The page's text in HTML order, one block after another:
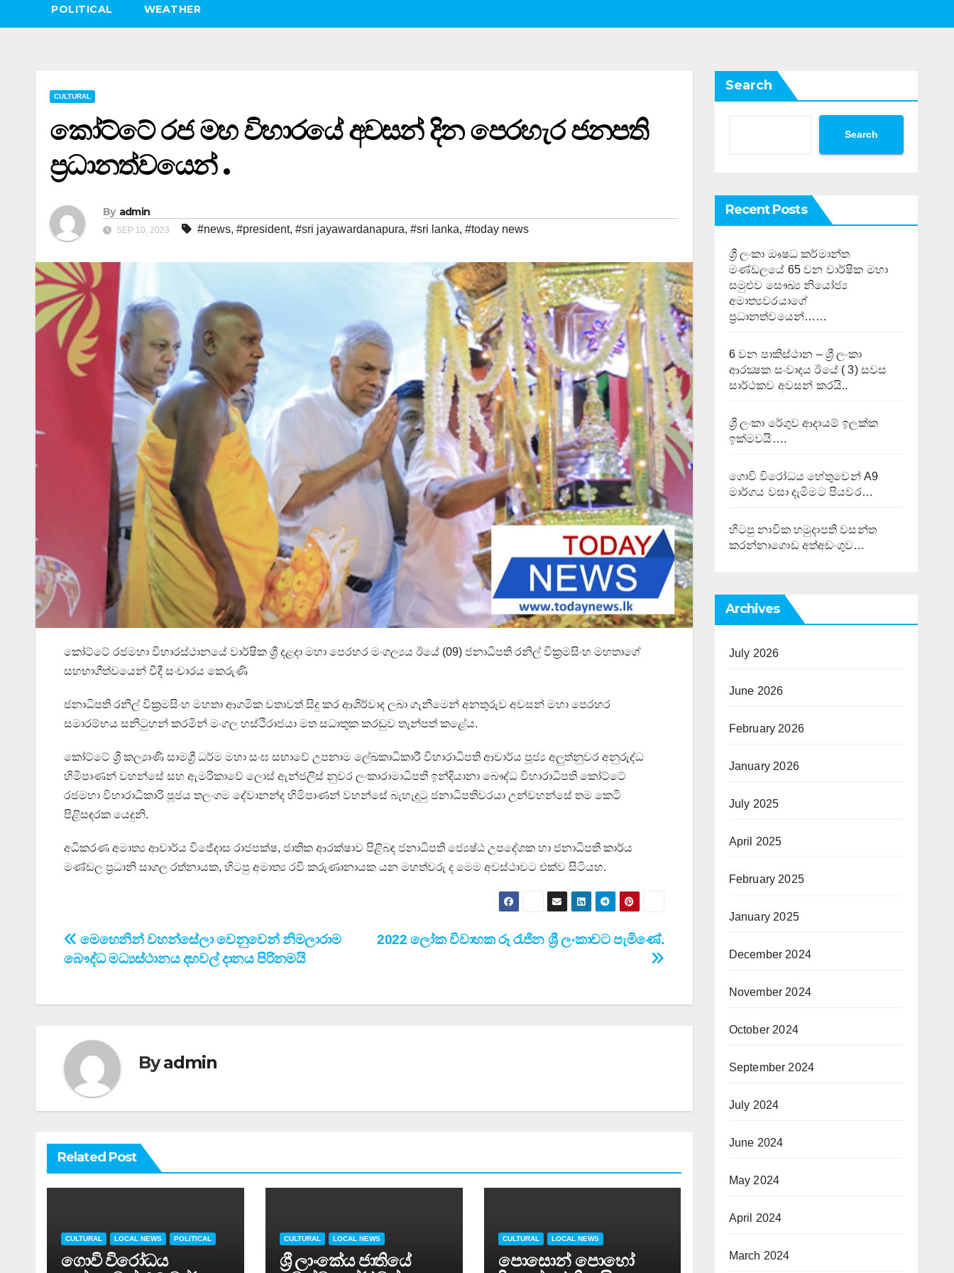
POLITICAL WEATHER
CULTURAL
කෝට්ටේ රජ මහ විහාරයේ අවසන් දින පෙරහැර ජනපති
ප්‍රධානත්වයෙන් .
By admin
SEP 10, 2023 #news, #president, #sri jayawardanapura, #sri lanka, #today news
කෝට්ටේ රජමහා විහාරස්ථානයේ වාර්ෂික ශ්‍රී දළදා මහා පෙරහර මංගල්‍යය ඊයේ (09) ජනාධිපති රනිල් වික්‍රමසිංහ මහතාගේ
සහභාගීත්වයෙන් වීදී සංචාරය කෙරුණි
ජනාධිපති රනිල් වික්‍රමසිංහ මහතා ආගමික වතාවත් සිදු කර ආශිර්වාද ලබා ගැනීමෙන් අනතුරුව අවසන් මහා පෙරහර
සමාරම්භය සනිටුහන් කරමින් මංගල හස්ථිරාජයා මත සධාතුක කරඬුව තැන්පත් කළේය.
කෝට්ටේ ශ්‍රී කල්‍යාණි සාමග්‍රී ධර්ම මහා සංඝ සභාවේ උපනාම ලේඛකාධිකාරී විහාරාධිපති ආචාර්ය පූජ්‍ය අලුත්නුවර අනුරුද්ධ
හිමිපාණන් වහන්සේ සහ ඇමරිකාවේ ලොස් ඇන්ජලිස් නුවර ලංකාරාමාධිපති ඉන්දියානා බෞද්ධ විහාරාධිපති කෝට්ටේ
රජමහා විහාරාධිකාරි පූජය තලංගම දේවානන්ද හිමිපාණන් වහන්සේ බැහැදුටු ජනාධිපතිවරයා උන්වහන්සේ තම කෙටි
පිළිසඳරක යෙදුනි.
අධිකරණ අමාත්‍ය ආචාර්ය විජේදාස රාජපක්ෂ, ජාතික ආරක්ෂාව පිළිබඳ ජනාධිපති ජ්‍යෙෂ්ඨ උපදේශක හා ජනාධිපති කාර්ය
මණ්ඩල ප්‍රධානි සාගල රත්නායක, හිටපු අමාත්‍ය රවී කරුණානායක යන මහත්වරු ද මෙම අවස්‌ථාවට එක්ව සිටියහ.
Post
navigation
2022 ලෝක විවාහක රූ රැජින ශ්‍රී ලංකාවට පැමිණේ.
මෙහෙනින් වහන්සේලා වෙනුවෙන් නිමලාරාම
බෞද්ධ මධ්‍යස්ථානය දහවල් දානය පිරිනමයි
Byadmin
Related Post
CULTURAL LOCAL NEWS POLITICAL
ගොවි විරෝධය
CULTURAL LOCAL NEWS
ශ්‍රී ලාංකේය ජාතියේ
CULTURAL LOCAL NEWS
පොසොන් පොහෝ
Search
Search
Recent Posts
ශ්‍රී ලංකා ඖෂධ කර්මාන්ත
මණ්ඩලයේ 65 වන වාර්ෂික මහා
සමුළුව සෞඛ්‍ය නියෝජ්‍ය
අමාත්‍යවරයාගේ
ප්‍රධානත්වයෙන්……
6 වන පාකිස්ථාන – ශ්‍රී ලංකා
ආරක්‍ෂක සංවාදය ඊයේ ( 3) සවස
සාර්ථකව අවසන් කරයි..
ශ්‍රී ලංකා රේගුව ආදායම් ඉලක්ක
ඉක්මවයි….
ගොවි විරෝධය හේතුවෙන් A9
මාර්ගය වසා දැමිමට පියවර…
හිටපු නාවික හමුදාපති වසන්ත
කරන්නාගොඩ අත්අඩංගුව…
Archives
July 2026
June 2026
February 2026
January 2026
July 2025
April 2025
February 2025
January 2025
December 2024
November 2024
October 2024
September 2024
July 2024
June 2024
May 2024
April 2024
March 2024